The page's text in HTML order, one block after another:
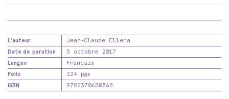
L'auteur
Jean-Claude Ellena
Date de parution
5 octobre 2017
Langue
Français
Folio
224 pgs
ISBN
9782370630568